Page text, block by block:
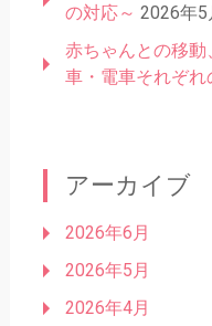
の対応～ 2026年5
赤ちゃんとの移動
車・電車それぞれ
アーカイブ
2026年6月
2026年5月
2026年4月